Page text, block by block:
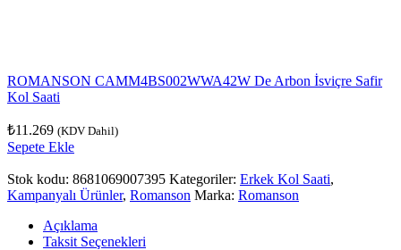
ROMANSON CAMM4BS002WWA42W De Arbon İsviçre Safir
Kol Saati
₺11.269 (KDV Dahil)
Sepete Ekle
Stok kodu: 8681069007395 Kategoriler: Erkek Kol Saati,
Kampanyalı Ürünler, Romanson Marka: Romanson
Açıklama
Taksit Seçenekleri